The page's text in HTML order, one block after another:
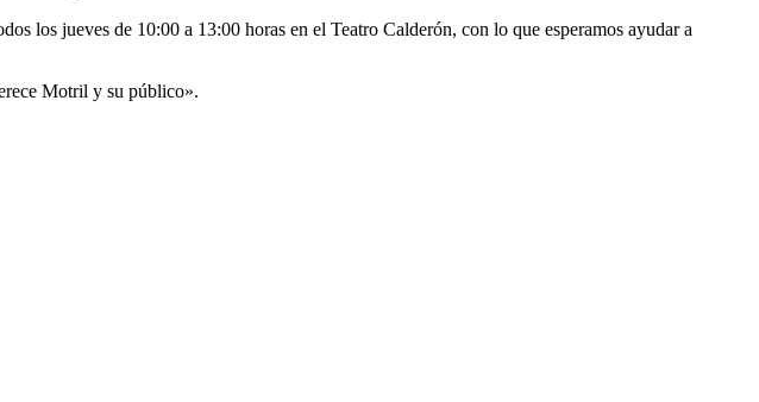
los jueves de 10:00 a 13:00 horas en el Teatro Calderón, con lo que esperamos ayudar a
Motril y su público».